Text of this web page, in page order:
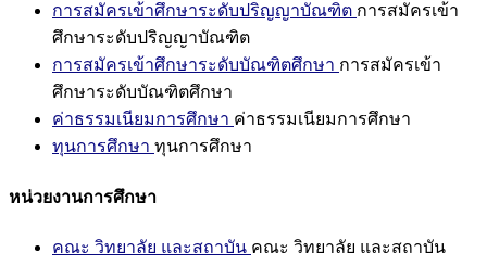
การสมัครเข้าศึกษาระดับปริญญาบัณฑิต การสมัครเข้า
ศึกษาระดับปริญญาบัณฑิต
การสมัครเข้าศึกษาระดับบัณฑิตศึกษา การสมัครเข้า
ศึกษาระดับบัณฑิตศึกษา
ค่าธรรมเนียมการศึกษา ค่าธรรมเนียมการศึกษา
ทุนการศึกษา ทุนการศึกษา
หน่วยงานการศึกษา
คณะ วิทยาลัย และสถาบัน คณะ วิทยาลัย และสถาบัน